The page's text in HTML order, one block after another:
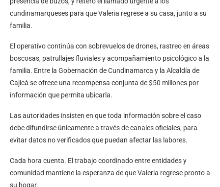
cundinamarqueses para que Valeria regrese a su casa, junto a su
familia.
El operativo continúa con sobrevuelos de drones, rastreo en áreas
boscosas, patrullajes fluviales y acompañamiento psicológico a la
familia. Entre la Gobernación de Cundinamarca y la Alcaldía de
Cajicá se ofrece una recompensa conjunta de $50 millones por
información que permita ubicarla.
Las autoridades insisten en que toda información sobre el caso
debe difundirse únicamente a través de canales oficiales, para
evitar datos no verificados que puedan afectar las labores.
Cada hora cuenta. El trabajo coordinado entre entidades y
comunidad mantiene la esperanza de que Valeria regrese pronto a
su hogar.